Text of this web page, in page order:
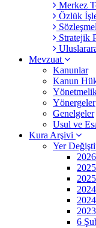
Merkez
Özlük
Stratejik
Mevzuat
Kanunlar
Kanun
Yönergeler
Genelgeler
Usul ve
Kura Arşivi
Yer
6